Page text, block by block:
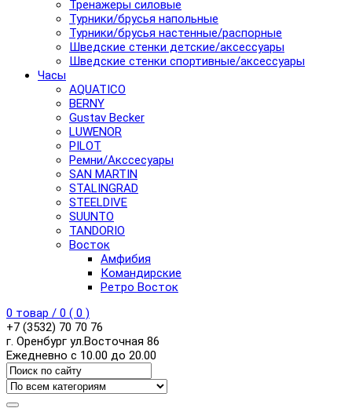
Тренажеры силовые
Турники/брусья напольные
Турники/брусья настенные/распорные
Шведские стенки детские/аксессуары
Шведские стенки спортивные/аксессуары
Часы
AQUATICO
BERNY
Gustav Becker
LUWENOR
PILOT
Pемни/Акссесуары
SAN MARTIN
STALINGRAD
STEELDIVE
SUUNTO
TANDORIO
Восток
Амфибия
Командирские
Ретро Восток
0 товар / 0 ( 0 )
+7 (3532) 70 70 76
г. Оренбург ул.Восточная 86
Ежедневно с 10.00 до 20.00